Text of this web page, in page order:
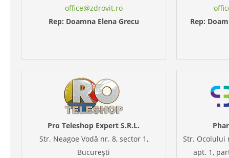
office@zdrovit.ro
Rep: Doamna Elena Grecu
Rep:
Pro Teleshop Expert S.R.L.
Str. Neagoe Vodă nr. 8, sector 1,
București
Str. Ocolului
apt. 1,